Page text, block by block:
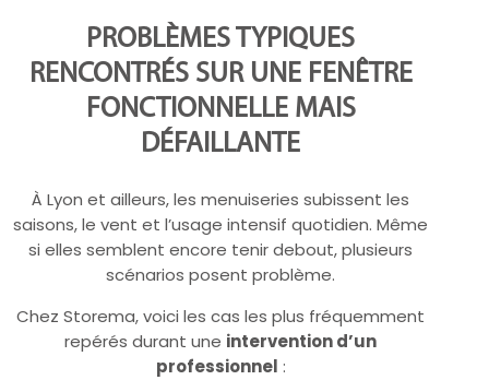
PROBLÈMES TYPIQUES
RENCONTRÉS SUR UNE FENÊTRE
FONCTIONNELLE MAIS
DÉFAILLANTE
À Lyon et ailleurs, les menuiseries subissent les
saisons, le vent et l’usage intensif quotidien. Même
si elles semblent encore tenir debout, plusieurs
scénarios posent problème.
Chez Storema, voici les cas les plus fréquemment
repérés durant une intervention d’un
professionnel :